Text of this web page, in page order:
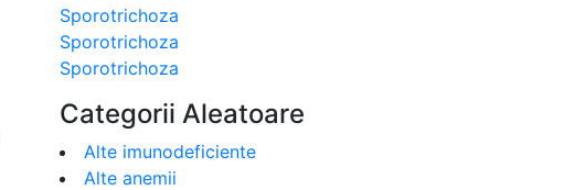
Sporotrichoza
Sporotrichoza
Sporotrichoza
Categorii Aleatoare
Alte imunodeficiente
Alte anemii